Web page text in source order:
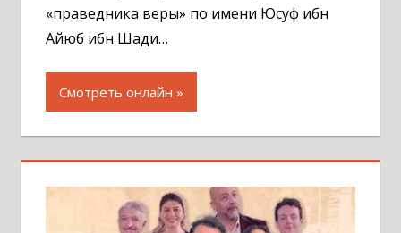
«праведника веры» по имени Юсуф ибн
Айюб ибн Шади…
Смотреть онлайн